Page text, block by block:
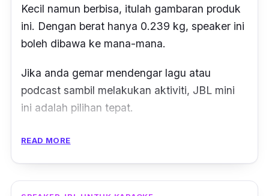
Kecil namun berbisa, itulah gambaran produk
ini. Dengan berat hanya 0.239 kg, speaker ini
boleh dibawa ke mana-mana.
Jika anda gemar mendengar lagu atau
podcast sambil melakukan aktiviti, JBL mini
ini adalah pilihan tepat.
Ini kerana dilengkapi dengan carabiner atau
READ MORE